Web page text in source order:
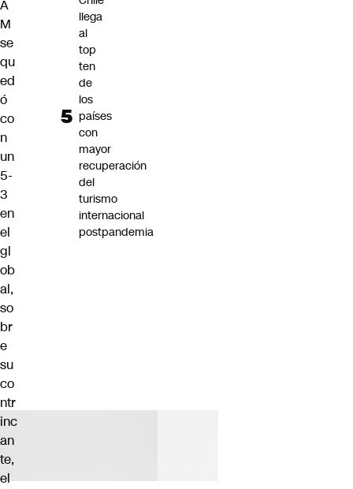
A
M
se
qu
ed
ó
co
n
un
5-
3
en
el
gl
ob
al,
so
br
e
su
co
ntr
inc
an
te,
el
llega
al
top
ten
de
los
países
con
mayor
recuperación
del
turismo
internacional
postpandemia